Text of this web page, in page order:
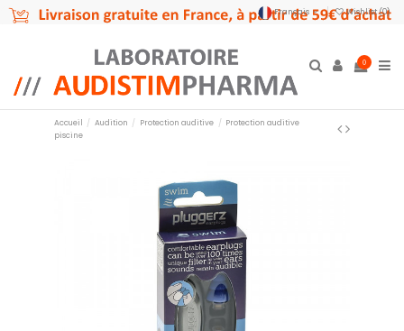
Français Wishlist (0)
0
Accueil Audition Protection auditive
Protection auditive
piscine